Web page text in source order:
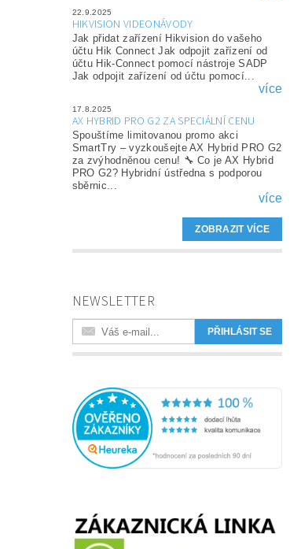
22.9.2025
HIKVISION VIDEONÁVODY
Jak přidat zařízení Hikvision do vašeho
účtu Hik Connect Jak odpojit zařízení od
účtu Hik-Connect pomocí nástroje SADP
Jak odpojit zařízení od účtu pomocí...
více
17.8.2025
AX HYBRID PRO G2 ZA SPECIÁLNÍ CENU
Spouštíme limitovanou promo akci
SmartTry – vyzkoušejte AX Hybrid PRO G2
za zvýhodněnou cenu! 🔧 Co je AX Hybrid
PRO G2? Hybridní ústředna s podporou
sběrnic...
více
ZOBRAZIT VÍCE
NEWSLETTER